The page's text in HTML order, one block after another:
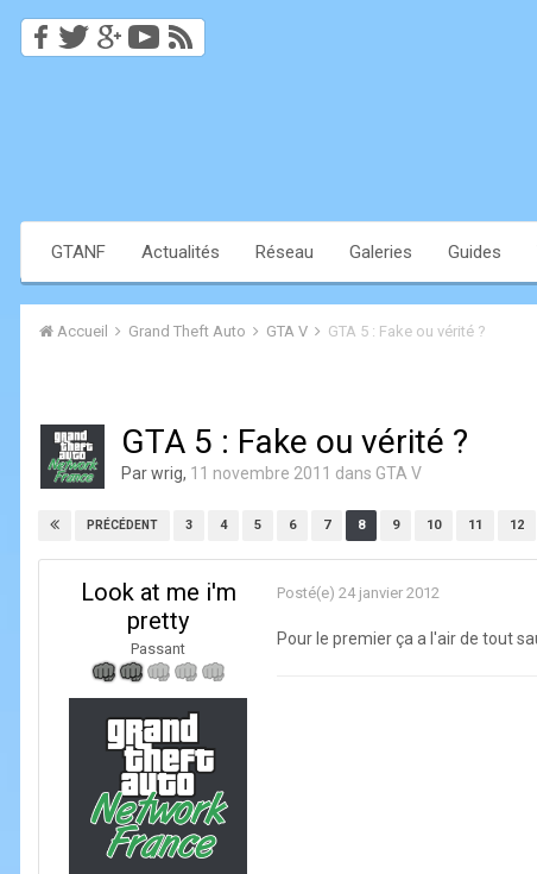
GTANF Actualités Réseau Galeries Guides
Accueil Grand Theft Auto GTA V GTA 5 : Fake ou vérité ?
GTA 5 : Fake ou vérité ?
Parwrig, 11 novembre 2011 dans GTA V
PRÉCÉDENT 3 4 5 6 7 8 9 10 11 12
Look at me i'm
pretty
Passant
Posté(e) 24 janvier 2012
Pour le premier ça a l'air de tout